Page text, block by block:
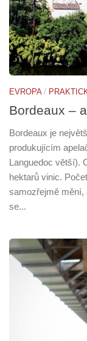
EVROPA /
Bordeaux –
Bordeaux je
produkujícím
Languedoc větší).
hektarů vinic.
samozřejmě mění,
se...